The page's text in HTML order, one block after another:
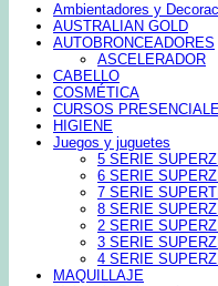
Ambientadores y
AUSTRALIAN GOLD
AUTOBRONCEADORES
ASCELERADOR
CABELLO
COSMÉTICA
CURSOS
HIGIENE
Juegos y juguetes
5 SERIE
6 SERIE
7 SERIE
8 SERIE
2 SERIE
3 SERIE
4 SERIE
MAQUILLAJE